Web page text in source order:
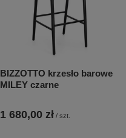
BIZZOTTO krzesło barowe
MILEY czarne
1 680,00 zł / szt.